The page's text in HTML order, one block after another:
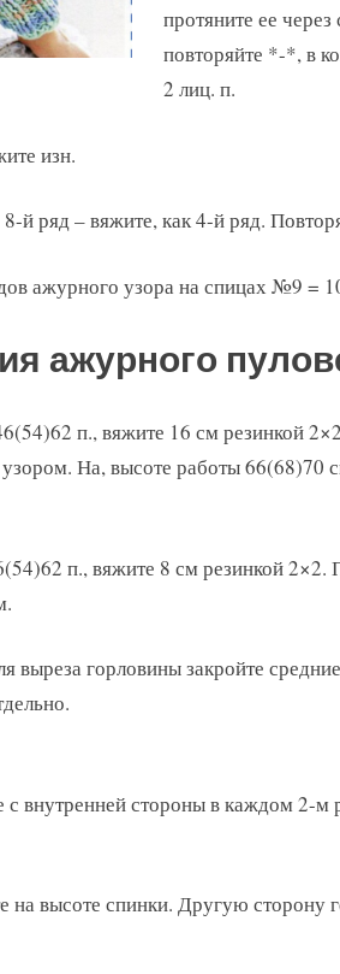
протяните ее
повторяйте *-*, в
2 лиц. п.
изн.
й ряд – вяжите, как 4-й ряд.
ажурного узора на спицах №9 =
ажурного
п., вяжите 16 см резинкой
На, высоте работы 66(68)70
п., вяжите 8 см резинкой 2×2.
выреза горловины закройте
с внутренней стороны в каждом 2-м
на высоте спинки. Другую сторону